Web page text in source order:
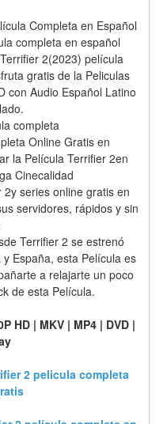
Completa en Español
completa en español
2(2023) película
gratis de la Peliculas
con Audio Español Latino
completa
Online Gratis en
la Película Terrifier 2en
Cinecalidad
series online gratis en
servidores, rápidos y sin
Terrifier 2 se estrenó
España, esta Película es
a relajarte un poco
de esta Película.
HD | MKV | MP4 | DVD |
2 pelicula completa